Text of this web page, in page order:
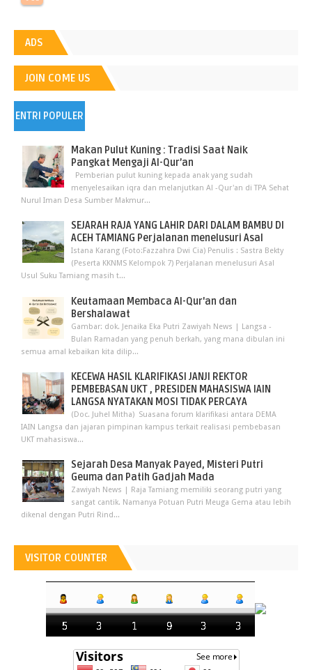
ADS
JOIN COME US
ENTRI POPULER
Makan Pulut Kuning : Tradisi Saat Naik
Pangkat Mengaji Al-Qur’an
Pemberian pulut kuning kepada anak yang sudah
menyelesaikan iqra dan melanjutkan Al -Qur'an di TPA Sehat
Nurul Iman Desa Sumber Makmur...
SEJARAH RAJA YANG LAHIR DARI DALAM BAMBU DI
ACEH TAMIANG Perjalanan menelusuri Asal
Istana Karang (Foto:Fazzahra Dwi Cia) Penulis : Sastra Bekty
(Peserta KKNMS Kelompok 7) Perjalanan menelusuri Asal
Usul Suku Tamiang masih t...
Keutamaan Membaca Al-Qur'an dan
Bershalawat
Gambar: dok. Jenaika Eka Putri Zawiyah News | Langsa -
Bulan Ramadan yang penuh berkah, yang mana dibulan ini
semua amal kebaikan kita dilip...
KECEWA HASIL KLARIFIKASI JANJI REKTOR
PEMBEBASAN UKT , PRESIDEN MAHASISWA IAIN
LANGSA NYATAKAN MOSI TIDAK PERCAYA
(Doc. Juhel Mitha) Suasana forum klarifikasi antara DEMA
IAIN Langsa dan jajaran pimpinan kampus terkait realisasi pembebasan
UKT mahasiswa...
Sejarah Desa Manyak Payed, Misteri Putri
Geuma dan Patih Gadjah Mada
Zawiyah News | Raja Tamiang memiliki seorang putri yang
sangat cantik. Namanya Potuan Putri Meuga Gema atau lebih
dikenal dengan Putri Rind...
VISITOR COUNTER